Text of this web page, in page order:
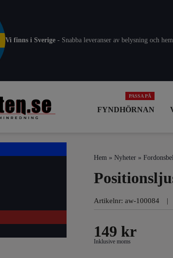
Vi finns i Sverige - Snabba leveranser av belysning och
FYNDHÖRNAN
Hem» Nyheter»
Artikelnr: aw-100084
149 kr
Inklusive moms